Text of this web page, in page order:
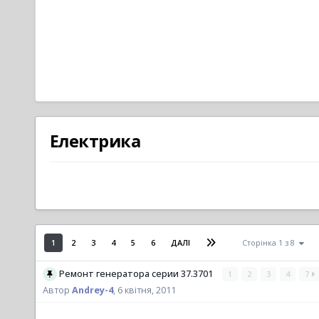
Електрика
1 2 3 4 5 6 ДАЛІ Сторінка 1 з 8
Ремонт генератора серии 37.3701 1 2 3 4 7
Автор Andrey-4, 6 квітня, 2011